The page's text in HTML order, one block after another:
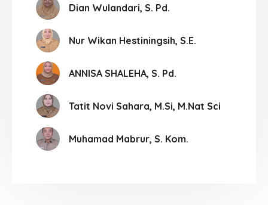
Dian Wulandari, S. Pd.
Nur Wikan Hestiningsih, S.E.
ANNISA SHALEHA, S. Pd.
Tatit Novi Sahara, M.Si, M.Nat Sci
Muhamad Mabrur, S. Kom.